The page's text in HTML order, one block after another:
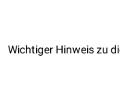
Wichtiger Hinweis zu